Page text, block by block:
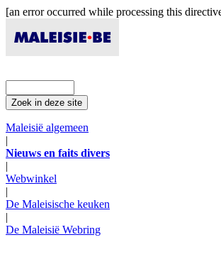
[an error occurred while processing this
Maleisië algemeen
|
Nieuws en faits divers
|
Webwinkel
|
De Maleisische keuken
|
De Maleisië Webring